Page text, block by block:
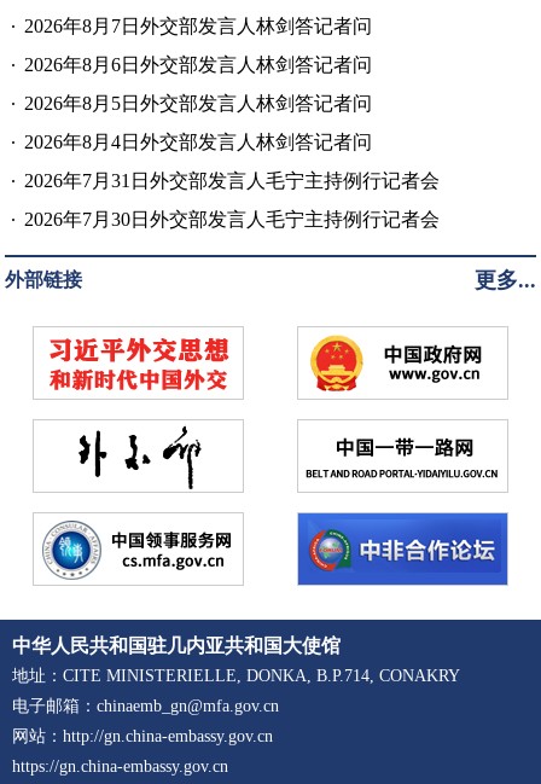
2026年8月7日外交部发言人林剑答记者问
2026年8月6日外交部发言人林剑答记者问
2026年8月5日外交部发言人林剑答记者问
2026年8月4日外交部发言人林剑答记者问
2026年7月31日外交部发言人毛宁主持例行记者会
2026年7月30日外交部发言人毛宁主持例行记者会
外部链接 更多...
中华人民共和国驻几内亚共和国大使馆
地址：CITE MINISTERIELLE, DONKA, B.P.714, CONAKRY
电子邮箱：chinaemb_gn@mfa.gov.cn
网站：http://gn.china-embassy.gov.cn
https://gn.china-embassy.gov.cn